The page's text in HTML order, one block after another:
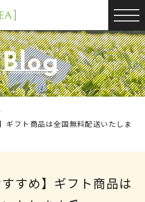
Blog
ギフト商品は全国無料配送いたしま
すすめ】ギフト商品は